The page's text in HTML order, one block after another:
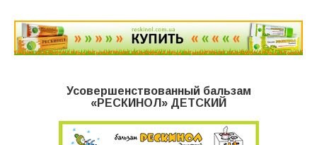
Усовершенствованный бальзам
«РЕСКИНОЛ» ДЕТСКИЙ